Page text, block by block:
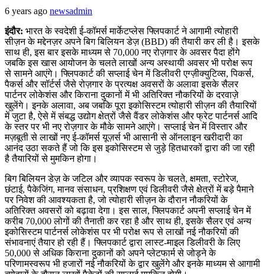
6 years ago newsadmin
इंदौर: भारत के स्‍वदेशी ई-कॉमर्स मार्केटप्‍लेस फ्लिपकार्ट ने आगामी त्‍योहारी
सीज़न के मद्देनज़र अपने बिग बिलियन डेज़ (BBD) की तैयारी कर ली है। इसके
साथ ही, इस बार इसके माध्‍यम से 70,000 नए रोज़गार के अवसर पैदा होंगे
जबकि इस खास आयोजन के चलते लाखों अन्‍य अस्‍थायी अवसर भी परोक्ष रूप
से सामने आएंगे। फ्लिपकार्ट की सप्‍लाई चेन में डिलीवरी एग्‍ज़ीक्‍युटिव्‍स, पिकर्स,
पैकर्स और सॉर्टर्स जैसे रोज़गार के प्रत्‍यक्ष अवसरों के अलावा इसके सैलर
पार्टनर लोकेशंस और किराना दुकानों में भी अतिरिक्‍त नौकरियों के दरवाज़े
खुलेंगे। इनके अलावा, अब जबकि पूरा इकोसिस्‍टम त्‍योहारी सीज़न की तैयारियों
में जुटा है, ऐसे में संबद्ध उद्योग क्षेत्रों जैसे वैंडर लोकेशंस और फ्रेट पार्टनर्स आदि
के स्‍तर पर भी नए रोज़गार के मौके सामने आएंगे। सप्‍लाई चेन में विस्‍तार और
मज़बूती से लाखों नए ई-कॉमर्स यूज़र्स भी आसानी से ऑनलाइन खरीदारी का
आनंद उठा सकते हैं जो कि इस इकोसिस्‍टम से जुड़े हितधारकों द्वारा की जा रही
है तैयारियों से मुमकिन होगा।
बिग बिलियन डेज़ के जटिल और व्‍यापक स्‍वरूप के चलते, क्षमता, स्‍टोरेज,
छंटाई, पैकेजिंग, मानव संसाधन, प्रशिक्षण एवं डिलीवरी जैसे क्षेत्रों में बड़े पैमाने
पर निवेश की आवश्‍यकता है, जो त्‍योहारी सीज़न के दौरान नौकरियों के
अतिरिक्‍त अवसरों को बढ़ावा देगा। इस साल, फ्लिपकार्ट अपनी सप्‍लाई चेन में
करीब 70,000 लोगों की तैनाती कर रहा है और साथ ही, इसके सैलर एवं अन्‍य
इकोसिस्‍टम पार्टनर्स लोकेशंस पर भी परोक्ष रूप से लाखों नई नौकरियों की
संभावनाएं तैयार हो रही हैं। फ्लिपकार्ट द्वारा लास्‍ट-माइल डिलीवरी के लिए
50,000 से अधिक किराना दुकानों को अपने प्‍लेटफार्म से जोड़ने के
परिणामस्‍वरूप भी हजारों नई नौकरियों के द्वार खुलेंगे और इनके माध्‍यम से आगामी